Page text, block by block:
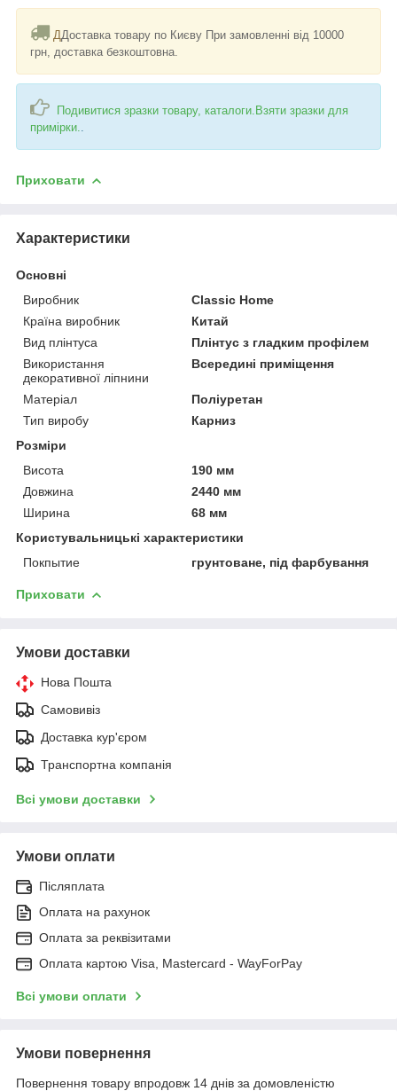
ДДоставка товару по Києву При замовленні від 10000
грн, доставка безкоштовна.
Подивитися зразки товару, каталоги.Взяти зразки для
примірки.
Приховати
Характеристики
Основні
Виробник
Classic Home
Країна виробник
Китай
Вид плінтуса
Плінтус з гладким профілем
Використання
декоративної ліпнини
Всередині приміщення
Матеріал
Поліуретан
Тип виробу
Карниз
Розміри
Висота
190 мм
Довжина
2440 мм
Ширина
68 мм
Користувальницькі характеристики
Покпытие
грунтоване, під фарбування
Приховати
Умови доставки
Нова Пошта
Самовивіз
Доставка кур'єром
Транспортна компанія
Всі умови доставки
Умови оплати
Післяплата
Оплата на рахунок
Оплата за реквізитами
Оплата картою Visa, Mastercard - WayForPay
Всі умови оплати
Умови повернення
Повернення товару впродовж 14 днів за домовленістю